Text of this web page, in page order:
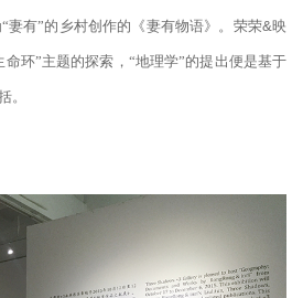
妻有”的乡村创作的《妻有物语》。荣荣&映
环”主题的探索，“地理学”的提出便是基于
。